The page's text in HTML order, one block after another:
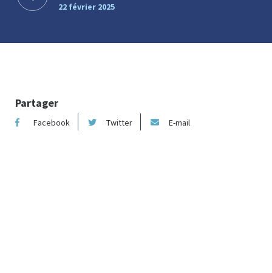
22 février 2025
Partager
Facebook Twitter E-mail